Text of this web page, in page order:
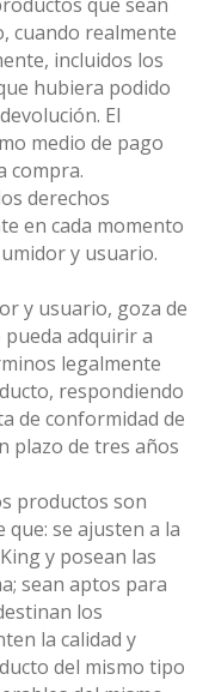
que sean
cuando realmente
incluidos los
hubiera podido
El
medio de pago
compra.
derechos
en cada momento
y usuario.
y usuario, goza de
adquirir a
legalmente
respondiendo
de conformidad de
plazo de tres años
productos son
se ajusten a la
y posean las
sean aptos para
los
la calidad y
del mismo tipo